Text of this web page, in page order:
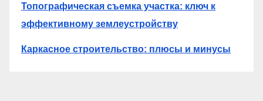
Топографическая съемка участка: ключ к
эффективному землеустройству
Каркасное строительство: плюсы и минусы